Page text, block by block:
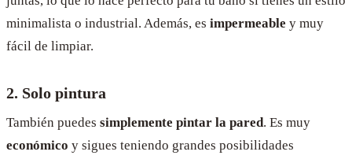
minimalista o industrial. Además, es impermeable y muy
fácil de limpiar.
2. Solo pintura
También puedes simplemente pintar la pared. Es muy
económico y sigues teniendo grandes posibilidades